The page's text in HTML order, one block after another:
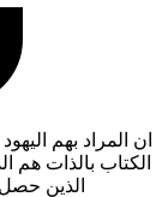
ان المراد بهم
الكتاب بالذات هم
الذين